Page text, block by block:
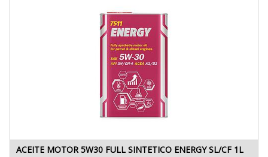
ACEITE MOTOR 5W30 FULL SINTETICO ENERGY SL/CF 1L